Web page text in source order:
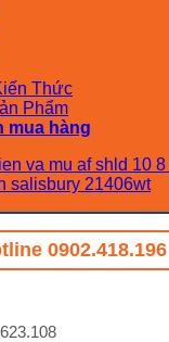
Thức
Phẩm
mua hàng
0902.418.196